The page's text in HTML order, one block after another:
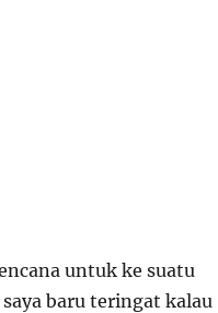
untuk ke suatu
baru teringat kalau